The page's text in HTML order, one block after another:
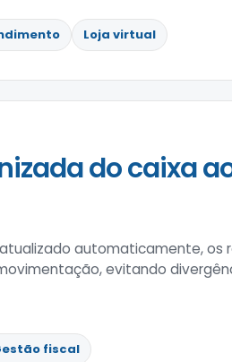
Loja virtual
do caixa
automaticamente, os
evitando
fiscal